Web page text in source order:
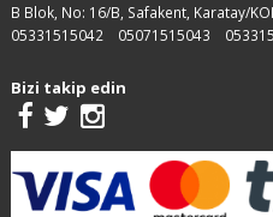
B Blok, No: 16/B, Safakent, Karatay/
05331515042
05071515043
Bizi takip edin